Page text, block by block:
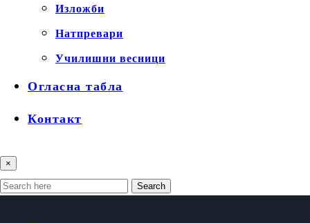
Изложби
Натпревари
Училишни весници
Огласна табла
Контакт
×
Search